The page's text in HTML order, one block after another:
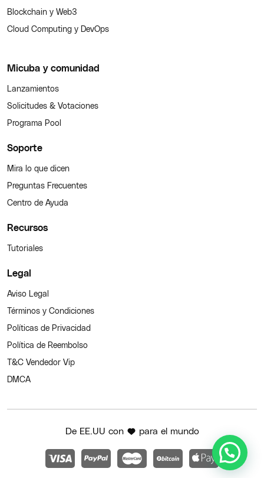
Blockchain y Web3
Cloud Computing y DevOps
Micuba y comunidad
Lanzamientos
Solicitudes & Votaciones
Programa Pool
Soporte
Mira lo que dicen
Preguntas Frecuentes
Centro de Ayuda
Recursos
Tutoriales
Legal
Aviso Legal
Términos y Condiciones
Políticas de Privacidad
Política de Reembolso
T&C Vendedor Vip
DMCA
De EE.UU con para el mundo